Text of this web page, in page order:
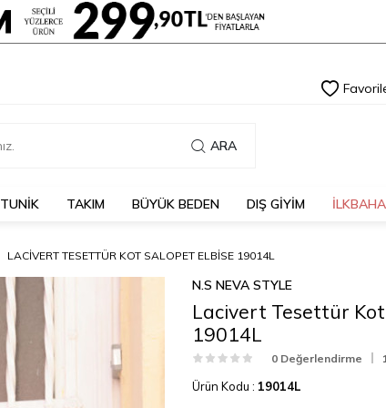
ARA
TUNİK TAKIM BÜYÜK BEDEN DIŞ GİYİM
LACIVERT TESETTÜR KOT SALOPET ELBISE 19014L
N.S NEVA STYLE
Lacivert Tesettür
19014L
0 Değerlendirme
Ürün Kodu : 19014L